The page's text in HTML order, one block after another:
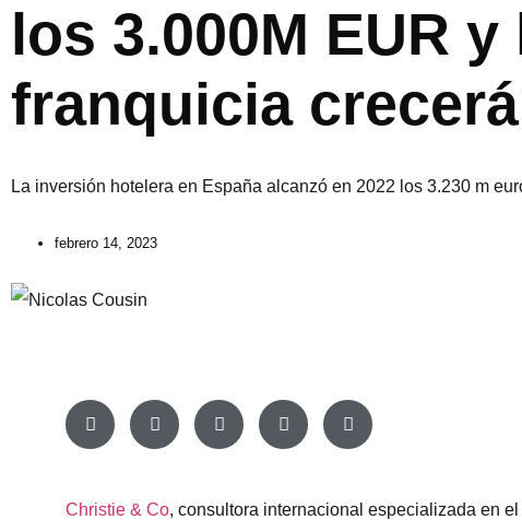
los 3.000M EUR
franquicia
La inversión hotelera en España alcanzó en 2022 los 3.230 m
febrero 14, 2023
Christie & Co, consultora internacional especializada en